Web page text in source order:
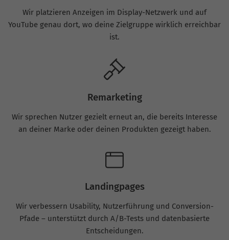
Wir platzieren Anzeigen im Display-Netzwerk und auf
YouTube genau dort, wo deine Zielgruppe wirklich erreichbar
ist.
Remarketing
Wir sprechen Nutzer gezielt erneut an, die bereits Interesse
an deiner Marke oder deinen Produkten gezeigt haben.
Landingpages
Wir verbessern Usability, Nutzerführung und Conversion-
Pfade – unterstützt durch A/B-Tests und datenbasierte
Entscheidungen.